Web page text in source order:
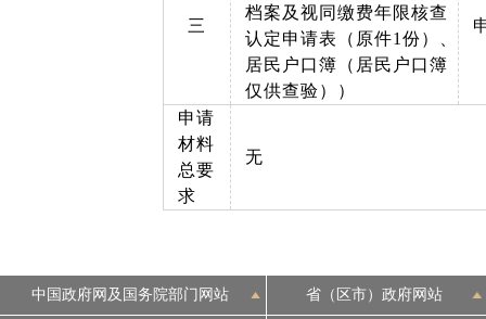
三
档案及视同缴费年限核查
认定申请表（原件1份）、
居民户口簿（居民户口簿
仅供查验））
申请
材料
总要
求
无
中国政府网及国务院部门网站 省（区市）政府网站